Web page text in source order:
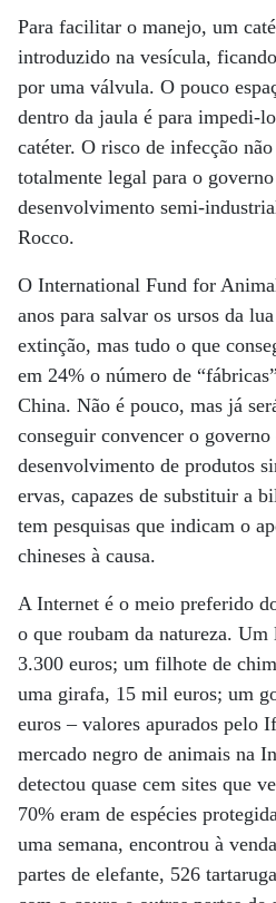
Para facilitar o manejo, um
introduzido na vesícula,
por uma válvula. O pouco
dentro da jaula é para impedi-
catéter. O risco de infecção
totalmente legal para o
desenvolvimento semi-
Rocco.
O International Fund for
anos para salvar os ursos da
extinção, mas tudo o que
em 24% o número de
China. Não é pouco, mas já
conseguir convencer o
desenvolvimento de produtos
ervas, capazes de substituir a
tem pesquisas que indicam o
chineses à causa.
A Internet é o meio preferido
o que roubam da natureza.
3.300 euros; um filhote de
uma girafa, 15 mil euros; um
euros – valores apurados pelo
mercado negro de animais na
detectou quase cem sites que
70% eram de espécies
uma semana, encontrou à
partes de elefante, 526